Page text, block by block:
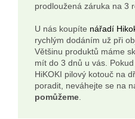
prodloužená záruka na 3
U nás koupíte nářadí
rychlým dodáním už při
Většinu produktů máme
mít do 3 dnů u vás.
HiKOKI pilový kotouč na
poradit, neváhejte se na
pomůžeme